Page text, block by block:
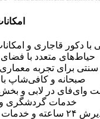
با دکور قاجاری و
حیاط‌های متعدد با
برای تجربه
صبحانه و کافی‌شاپ
وای‌فای در لابی و
خدمات گردشگری و
ساعته و خدمات روم‌سرویس